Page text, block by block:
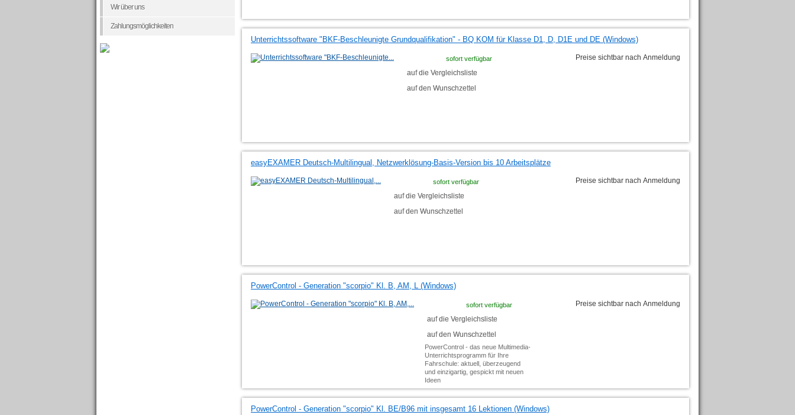
Unterrichtssoftware "BKF-Beschleunigte Grundqualifikation" - BQ KOM für Klasse D1, D, D1E und DE (Windows)
sofort verfügbar
auf die Vergleichsliste
auf den Wunschzettel
Preise sichtbar nach Anmeldung
easyEXAMER Deutsch-Multilingual, Netzwerklösung-Basis-Version bis 10 Arbeitsplätze
sofort verfügbar
auf die Vergleichsliste
auf den Wunschzettel
Preise sichtbar nach Anmeldung
PowerControl - Generation "scorpio" Kl. B, AM, L (Windows)
sofort verfügbar
auf die Vergleichsliste
auf den Wunschzettel
PowerControl - das neue Multimedia-
Unterrichtsprogramm für Ihre
Fahrschule: aktuell, überzeugend
und einzigartig, gespickt mit neuen
Ideen
Preise sichtbar nach Anmeldung
PowerControl - Generation "scorpio" Kl. BE/B96 mit insgesamt 16 Lektionen (Windows)
Wir über uns
Zahlungsmöglichkeiten